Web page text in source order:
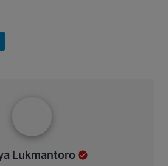
Lukmantoro